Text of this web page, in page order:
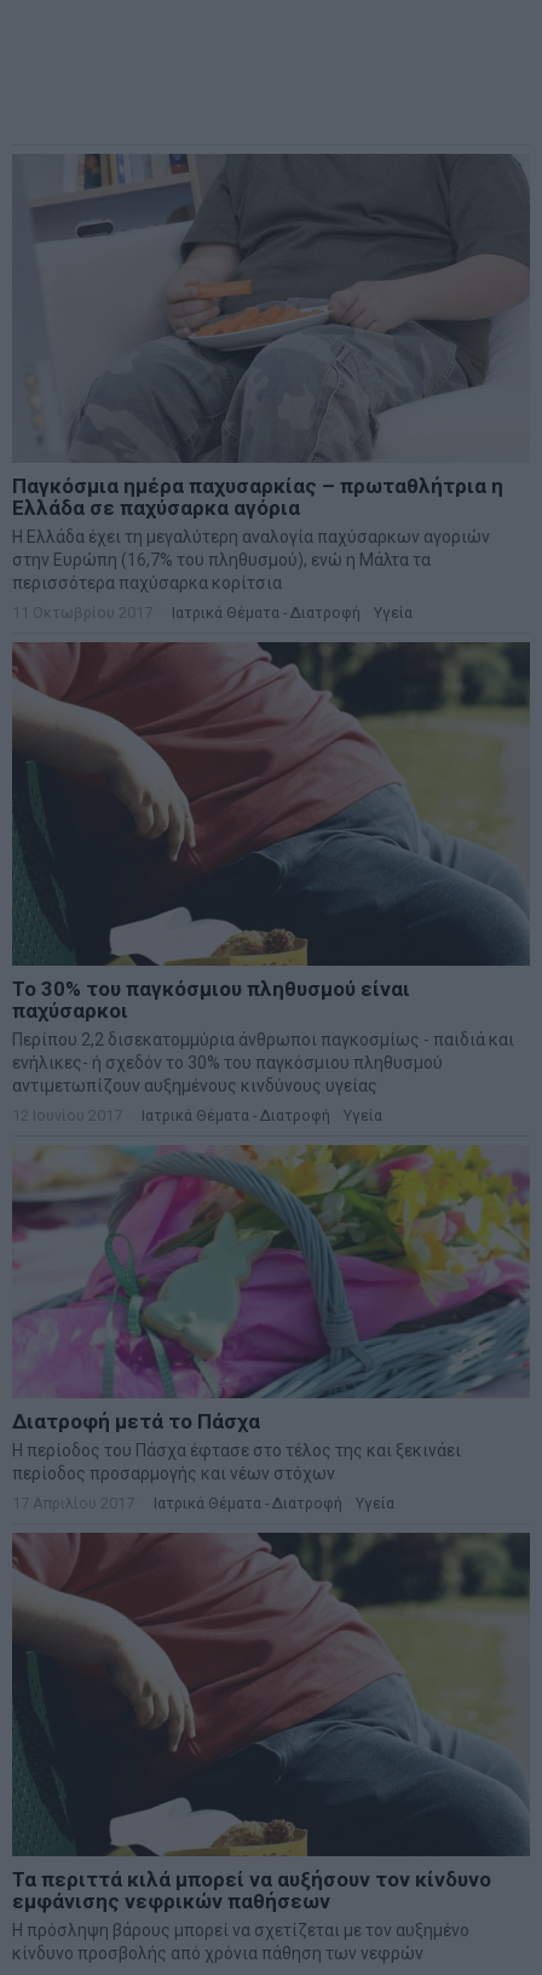
Τα περιττά κιλά μπορεί να αυξήσουν τον κίνδυνο
εμφάνισης νεφρικών παθήσεων
Η πρόσληψη βάρους μπορεί να σχετίζεται με τον αυξημένο
κίνδυνο προσβολής από χρόνια πάθηση των νεφρών
22 Μαΐου 2016 Ιατρικά Θέματα - Διατροφή
1 2 Επόμενο
ΑΡΘΡΟΓΡΑΦΟΙ
Ελευθερία Κούρταλη
Οι «τιμωροί» των ομολόγων επέστρεψαν
Εύη Φραγκάκη
Η αληθινή παιδεία ξεκινά από την ψυχή…
Σταματίνα Σταματάκου
Η βία κατά των ζώων δεν αντέχει βολικές ερμηνείες
Δημήτρης Καμπουράκης
Από την αποθέωση στην καταγγελία: Η Ελλάδα πάντα
ψάχνει τον επόμενο Μεσσία
Νικόλαος Φουρτζής
MIT Sloan: Οι AI-driven επιχειρήσεις διαμορφώνουν το νέο
μοντέλο επιχειρηματικότητας
Θανάσης Κρητικός
Στις 11/12 το πρώτο ευρωπαϊκό ντέρμπι «αιωνίων»
ΕΤΙΚΕΤΕΣ
eurobank marketnewsnikkei wallΑγορες ΗΠΑ Ιταλια
Χρηματιστηριο Αθηνων αναπτυξη
διαπραγματευση δντεκλογες εκτ ελλαδα εμπορευματα
επικαιροτητα επιχειρησεις ευρω ευρωζωνη
χρηματιστηρια
ευρωπη ηπα κορωνοιος κοσμος
κρουσματα
κυριακος μητσοτακης
μεταρρυθμισεις μητσοτακης
οικονομιαομολογα πετρελαιο πληθωρισμος
συριζα τουρκια τραπεζες τσιπρας χρεος χρηματιστηριο
- marketnews.gr - All Rights Reserved
ΑΡΧΙΚΗ ΟΙΚΟΝΟΜΙΑ ΠΟΛΙΤΙΚΗ ΑΓΟΡΕΣ
AUTOMOTO
LIFESTYLE